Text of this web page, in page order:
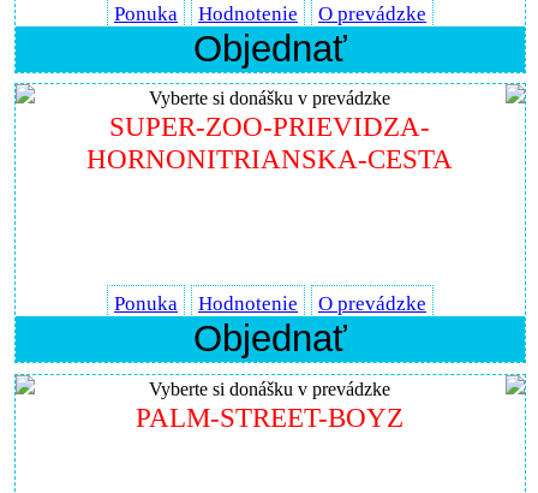
Ponuka Hodnotenie O prevádzke
Objednať
Vyberte si donášku v prevádzke
SUPER-ZOO-PRIEVIDZA-
HORNONITRIANSKA-CESTA
Ponuka Hodnotenie O prevádzke
Objednať
Vyberte si donášku v prevádzke
PALM-STREET-BOYZ